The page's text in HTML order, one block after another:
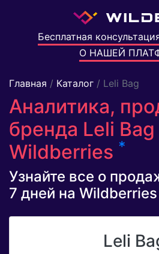
Бесплатная
О НАШЕЙ
Главная / Каталог / Leli Bag
Аналитика,
бренда Leli Bag
Wildberries *
Узнайте все о
7 дней на Wildberries
Leli